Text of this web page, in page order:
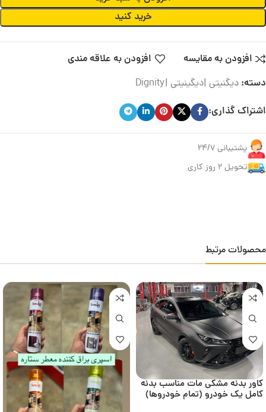
خرید کنید
افزودن به مقایسه
افزودن به علاقه مندی
دسته: دیگنیتی |دیگینیتی |Dignity
اشتراک گذاری:
پشتیبانی 24/7
تحویل ۲ روز کاری
محصولات مرتبط
کاور بدنه مشکی مات مناسب بدنه
کامل یک خودرو (تمام خودروها)